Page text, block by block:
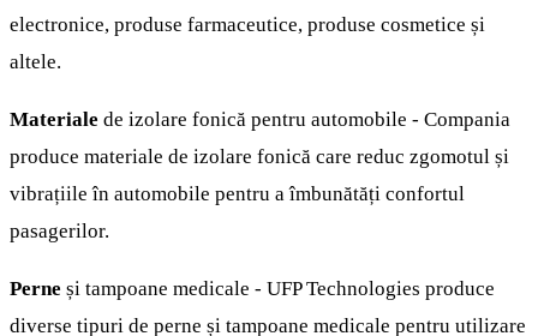
electronice, produse farmaceutice, produse cosmetice și
altele.
Materiale de izolare fonică pentru automobile - Compania
produce materiale de izolare fonică care reduc zgomotul și
vibrațiile în automobile pentru a îmbunătăți confortul
pasagerilor.
Perne și tampoane medicale - UFP Technologies produce
diverse tipuri de perne și tampoane medicale pentru utilizare